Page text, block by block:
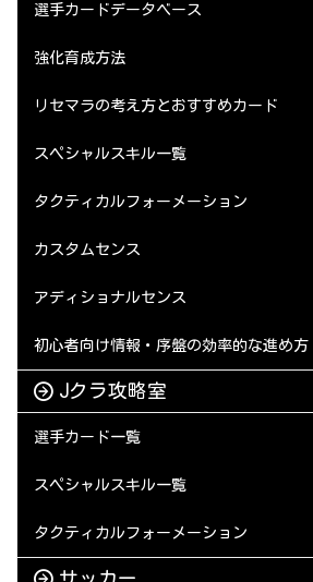
選手カードデータベース
強化育成方法
リセマラの考え方とおすすめカード
スペシャルスキル一覧
タクティカルフォーメーション
カスタムセンス
アディショナルセンス
初心者向け情報・序盤の効率的な進め方
Jクラ攻略室
選手カード一覧
スペシャルスキル一覧
タクティカルフォーメーション
サッカー